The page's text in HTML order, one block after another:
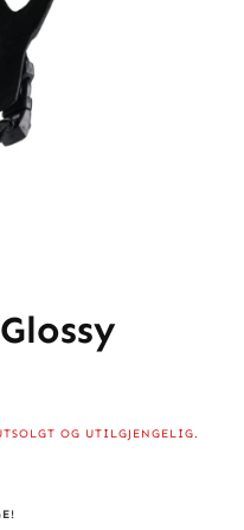
OG UTILGJENGELIG.